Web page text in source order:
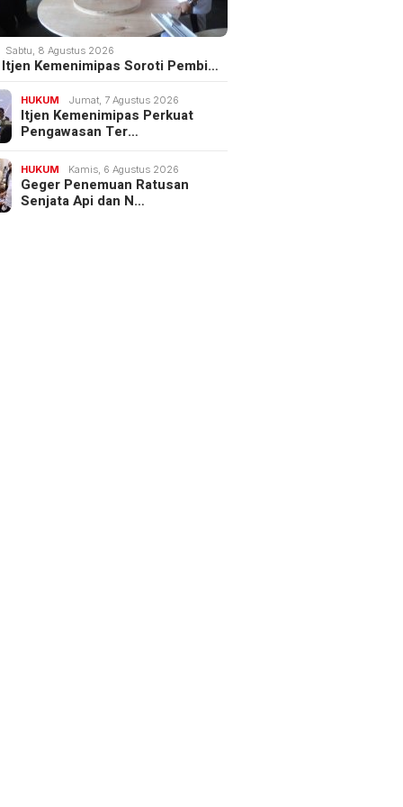
Sabtu, 8 Agustus 2026
Kemenimipas Soroti Pembi…
HUKUM Jumat, 7 Agustus 2026
Itjen Kemenimipas Perkuat
Pengawasan Ter…
HUKUM Kamis, 6 Agustus 2026
Geger Penemuan Ratusan
Senjata Api dan N…